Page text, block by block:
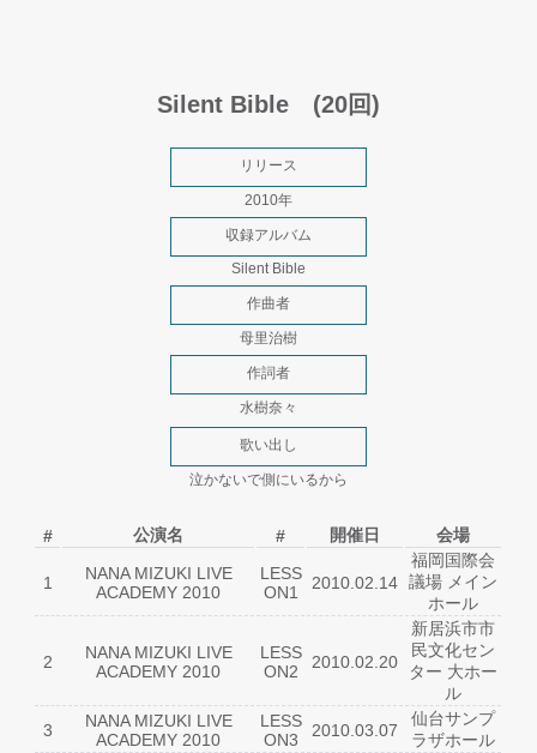
Silent Bible (20回)
リリース
2010年
収録アルバム
Silent Bible
作曲者
母里治樹
作詞者
水樹奈々
歌い出し
泣かないで側にいるから
# 公演名 # 開催日 会場
1
NANA MIZUKI LIVE
ACADEMY 2010
LESS
ON1
2010.02.14
福岡国際会
議場 メイン
ホール
2
NANA MIZUKI LIVE
ACADEMY 2010
LESS
ON2
2010.02.20
新居浜市市
民文化セン
ター 大ホー
ル
3
NANA MIZUKI LIVE
ACADEMY 2010
LESS
ON3
2010.03.07
仙台サンプ
ラザホール